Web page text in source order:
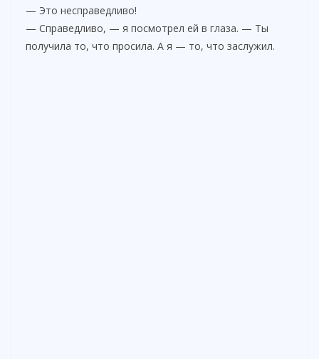
— Это несправедливо!
— Справедливо, — я посмотрел ей в глаза. — Ты
получила то, что просила. А я — то, что заслужил.